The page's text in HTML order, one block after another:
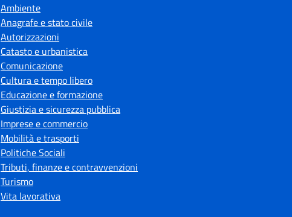
Ambiente
Anagrafe e stato civile
Autorizzazioni
Catasto e urbanistica
Comunicazione
Cultura e tempo libero
Educazione e formazione
Giustizia e sicurezza pubblica
Imprese e commercio
Mobilità e trasporti
Politiche Sociali
Tributi, finanze e contravvenzioni
Turismo
Vita lavorativa